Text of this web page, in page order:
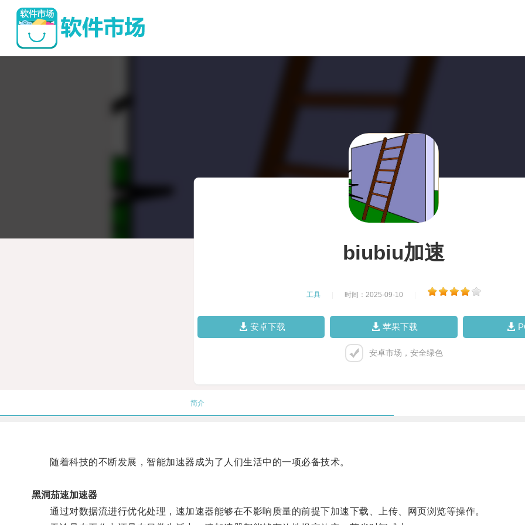
biubiu加速
工具 时间：2025-09-10
安卓下载 苹果下载
安卓市场，安全绿色
简介
随着科技的不断发展，智能加速器成为了人们生活中的一项必备技术。
黑洞茄速加速器
通过对数据流进行优化处理，速加速器能够在不影响质量的前提下加速下载、上传、网页浏览等操作。